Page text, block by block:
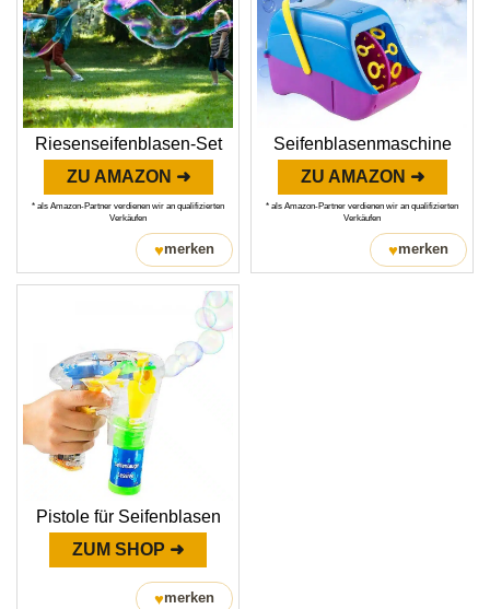
Riesenseifenblasen-Set
ZU AMAZON ➜
* als Amazon-Partner verdienen wir an qualifizierten
Verkäufen
♥merken
Seifenblasenmaschine
ZU AMAZON ➜
* als Amazon-Partner verdienen wir an qualifizierten
Verkäufen
♥merken
Pistole für Seifenblasen
ZUM SHOP ➜
♥merken